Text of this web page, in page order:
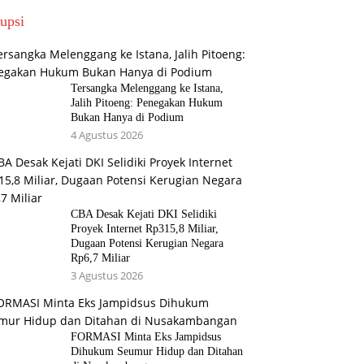
Tersangka Melenggang ke Istana,
Jalih Pitoeng: Penegakan Hukum
Bukan Hanya di Podium
4 Agustus 2026
CBA Desak Kejati DKI Selidiki
Proyek Internet Rp315,8 Miliar,
Dugaan Potensi Kerugian Negara
Rp6,7 Miliar
3 Agustus 2026
FORMASI Minta Eks Jampidsus
Dihukum Seumur Hidup dan Ditahan